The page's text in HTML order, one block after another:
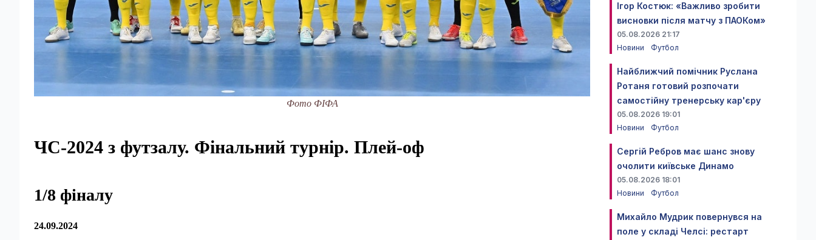
Фото ФІФА
ЧС-2024 з футзалу. Фінальний турнір. Плей-оф
1/8 фіналу
24.09.2024
Ігор Костюк: «Важливо зробити
висновки після матчу з ПАОКом»
05.08.2026 21:17
Новини
Футбол
Найближчий помічник Руслана
Ротаня готовий розпочати
самостійну тренерську кар'єру
05.08.2026 19:01
Новини
Футбол
Сергій Ребров має шанс знову
очолити київське Динамо
05.08.2026 18:01
Новини
Футбол
Михайло Мудрик повернувся на
поле у складі Челсі: рестарт